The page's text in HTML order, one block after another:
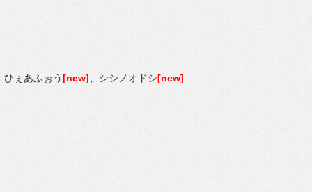
ひぇあふぉう[new] 、シシノオドシ[new]